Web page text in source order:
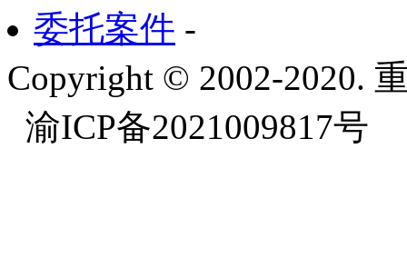
委托案件 -
Copyright © 2002-2020.
渝ICP备2021009817号